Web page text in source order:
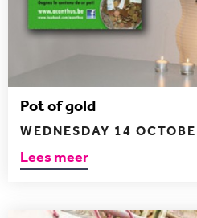
Pot of gold
WEDNESDAY 14
Lees meer